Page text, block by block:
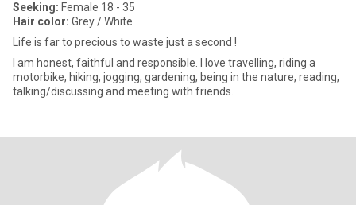
Seeking: Female 18 - 35
Hair color: Grey / White
Life is far to precious to waste just a second !
I am honest, faithful and responsible. I love travelling, riding a
motorbike, hiking, jogging, gardening, being in the nature, reading,
talking/discussing and meeting with friends.